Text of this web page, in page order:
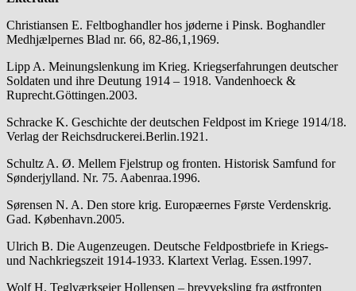
Christiansen E. Feltboghandler hos jøderne i Pinsk. Boghandler
Medhjælpernes Blad nr. 66, 82-86,1,1969.
Lipp A. Meinungslenkung im Krieg. Kriegserfahrungen deutscher
Soldaten und ihre Deutung 1914 – 1918. Vandenhoeck &
Ruprecht.Göttingen.2003.
Schracke K. Geschichte der deutschen Feldpost im Kriege 1914/18.
Verlag der Reichsdruckerei.Berlin.1921.
Schultz A. Ø. Mellem Fjelstrup og fronten. Historisk Samfund for
Sønderjylland. Nr. 75. Aabenraa.1996.
Sørensen N. A. Den store krig. Europæernes Første Verdenskrig.
Gad. København.2005.
Ulrich B. Die Augenzeugen. Deutsche Feldpostbriefe in Kriegs-
und Nachkriegszeit 1914-1933. Klartext Verlag. Essen.1997.
Wolf H. Teglværksejer Hollensen – brevveksling fra østfronten